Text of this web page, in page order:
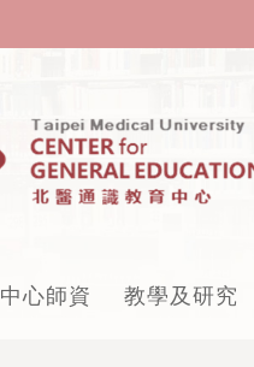
中心師資 教學及研究